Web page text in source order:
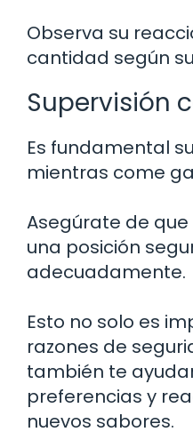
Observa su
cantidad según
Supervisión
Es fundamental
mientras come
Asegúrate de
una posición
adecuadamente.
Esto no solo es
razones de
también te
preferencias y
nuevos sabores.